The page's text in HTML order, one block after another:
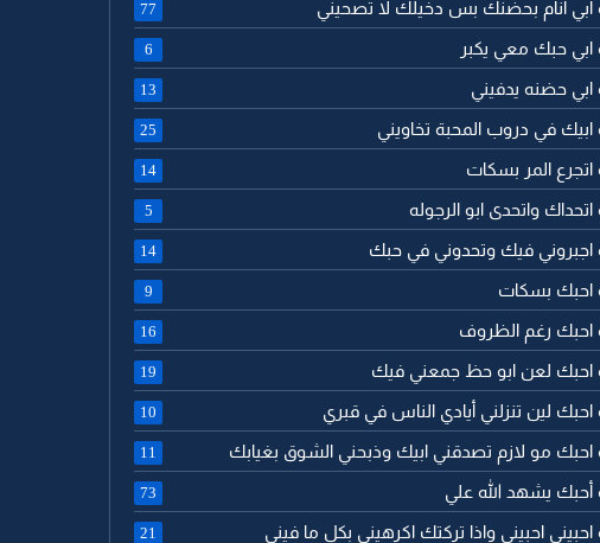
ابي انام بحضنك بس دخيلك لا تصحيني 77
ابي حبك معي يكبر 6
ابي حضنه يدفيني 13
ابيك في دروب المحبة تخاويني 25
اتجرع المر بسكات 14
اتحداك واتحدى ابو الرجوله 5
اجبروني فيك وتحدوني في حبك 14
احبك بسكات 9
احبك رغم الظروف 16
احبك لعن ابو حظ جمعني فيك 19
احبك لين تنزلني أيادي الناس في قبري 10
احبك مو لازم تصدقني ابيك وذبحني الشوق بغيابك 11
أحبك يشهد الله علي 73
احبيني احبيني واذا تركتك اكرهيني بكل ما فيني 21